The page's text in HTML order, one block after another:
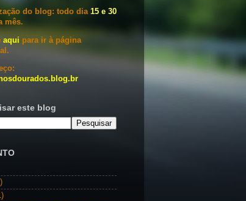
do blog: todo dia 15 e 30
mês.
aqui para ir à página
este blog